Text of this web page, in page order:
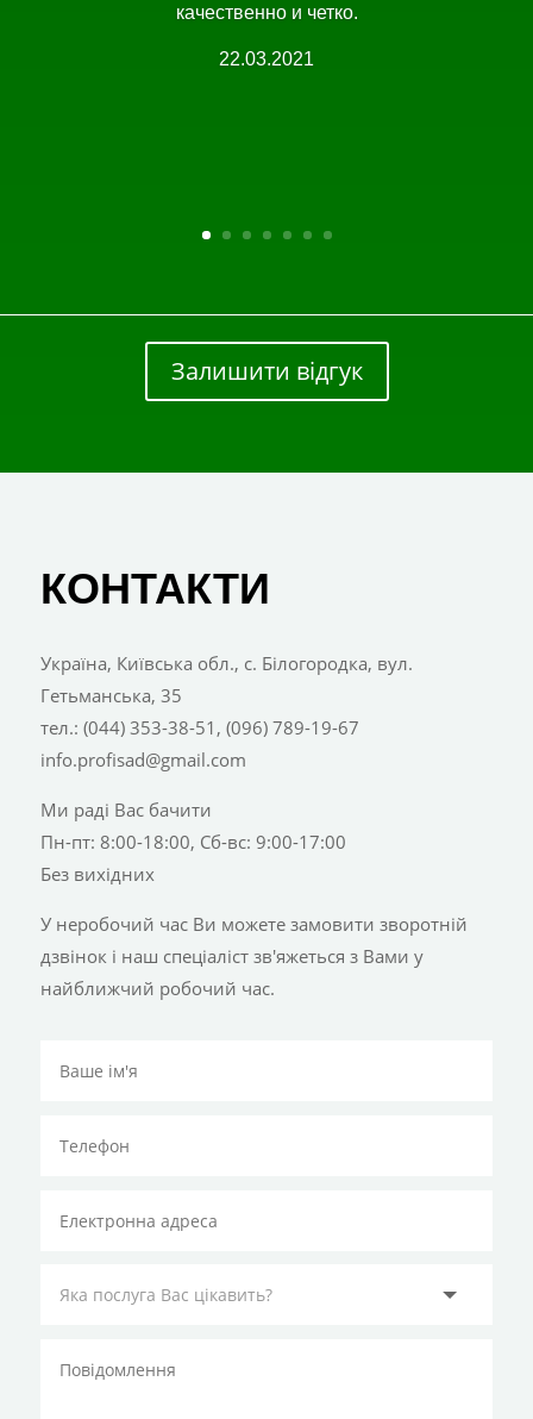
качественно и четко.
22.03.2021
Залишити відгук
КОНТАКТИ
Україна, Київська обл., с. Білогородка, вул.
Гетьманська, 35
тел.: (044) 353-38-51, (096) 789-19-67
info.profisad@gmail.com
Ми раді Вас бачити
Пн-пт: 8:00-18:00, Сб-вс: 9:00-17:00
Без вихідних
У неробочий час Ви можете замовити зворотній
дзвінок і наш спеціаліст зв'яжеться з Вами у
найближчий робочий час.